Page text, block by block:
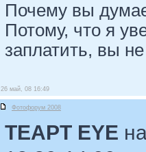
Почему вы
Потому, что я
заплатить, вы
26 май, 08 16:49
Фотофорум 2008
ТЕАРТ EYE